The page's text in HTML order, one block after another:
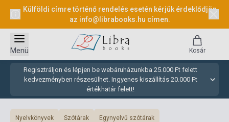
Külföldi címre történő rendelés esetén kérjük érdeklődjön
az info@librabooks.hu címen.
Regisztráljon és lépjen be webáruházunkba 25.000 Ft felett
kedvezményben részesülhet. Ingyenes kiszállítás 20.000 Ft
értékhatár felett!
Menü Kosár
Nyelvkönyvek Szótárak Egynyelvű szótárak